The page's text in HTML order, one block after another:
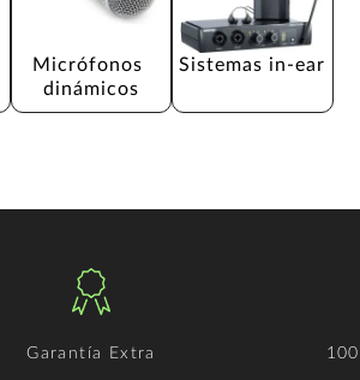
Micrófonos
dinámicos
Sistemas in-ear
Garantía Extra